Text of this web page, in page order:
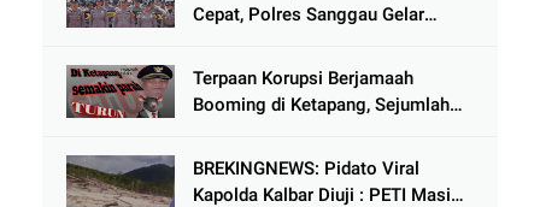
Cepat, Polres Sanggau Gelar
Hadapi Potensi Gangguan
Kamtibmas
Terpaan Korupsi Berjamaah
Booming di Ketapang, Sejumlah
Lingkaran
BREKINGNEWS: Pidato Viral
Kapolda Kalbar Diuji : PETI Masih